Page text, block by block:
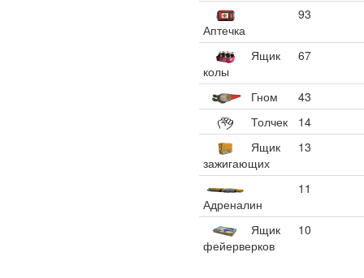
Аптечка
93
Ящик
колы
67
Гном
43
Толчек
14
Ящик
зажигающих
13
Адреналин
11
Ящик
фейерверков
10